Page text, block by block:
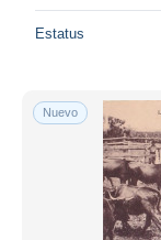
Deseleccionar todo
Mundo
Estatus
Nuevo